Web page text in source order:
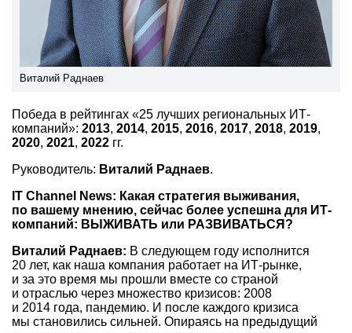
Виталий Раднаев
Победа в рейтингах «25 лучших региональных ИТ-
компаний»: 2013, 2014, 2015, 2016, 2017, 2018, 2019,
2020, 2021, 2022 гг.
Руководитель: Виталий Раднаев.
IT Channel News: Какая стратегия выживания,
по вашему мнению, сейчас более успешна для ИТ-
компаний: ВЫЖИВАТЬ или РАЗВИВАТЬСЯ?
Виталий Раднаев: В следующем году исполнится
20 лет, как наша компания работает на ИТ-рынке,
и за это время мы прошли вместе со страной
и отраслью через множество кризисов: 2008
и 2014 года, пандемию. И после каждого кризиса
мы становились сильней. Опираясь на предыдущий